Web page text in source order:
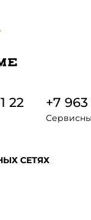
22 +7
СЕТЯХ